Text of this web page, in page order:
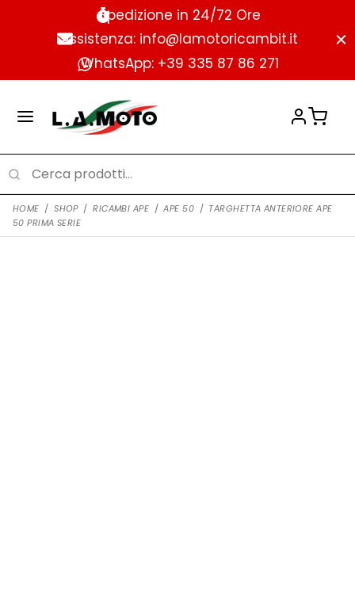
Spedizione in 24/72 Ore
Assistenza: info@lamotoricambit.it
WhatsApp: +39 335 87 86 271
HOME / SHOP / RICAMBI APE / APE 50 / TARGHETTA ANTERIORE APE
50 PRIMA SERIE